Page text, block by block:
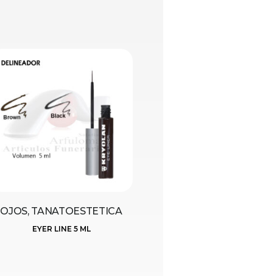
OJOS, TANATOESTETICA
EYER LINE 5 ML